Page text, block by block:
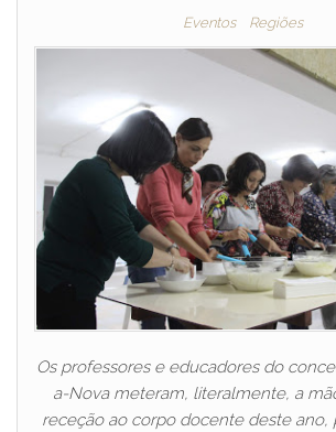
Eventos Regiões
Os professores e educadores do
a-Nova meteram, literalmente, a
receção ao corpo docente deste ano,